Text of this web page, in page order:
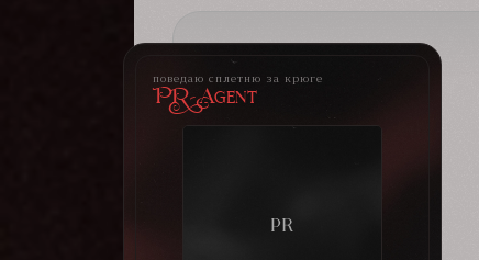
поведаю сплетню за крюге
PR-Agent